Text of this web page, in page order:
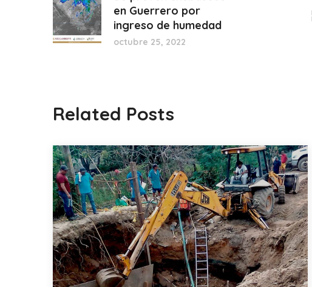
en Guerrero por
ingreso de humedad
octubre 25, 2022
Related Posts